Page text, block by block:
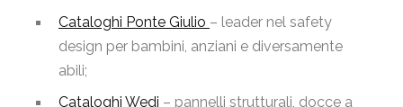
Cataloghi Ponte Giulio – leader nel safety
design per bambini, anziani e diversamente
abili;
Cataloghi Wedi – pannelli strutturali, docce a